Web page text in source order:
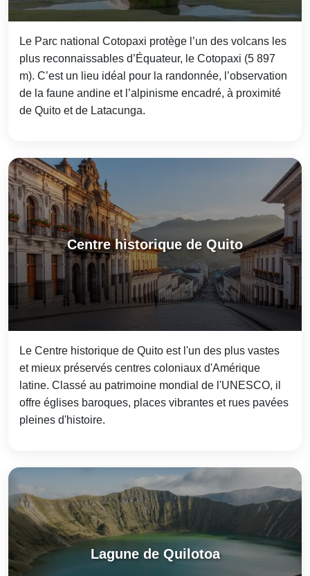
Le Parc national Cotopaxi protège l’un des volcans les
plus reconnaissables d’Équateur, le Cotopaxi (5 897
m). C’est un lieu idéal pour la randonnée, l’observation
de la faune andine et l’alpinisme encadré, à proximité
de Quito et de Latacunga.
Centre historique de Quito
Le Centre historique de Quito est l'un des plus vastes
et mieux préservés centres coloniaux d'Amérique
latine. Classé au patrimoine mondial de l'UNESCO, il
offre églises baroques, places vibrantes et rues pavées
pleines d'histoire.
Lagune de Quilotoa